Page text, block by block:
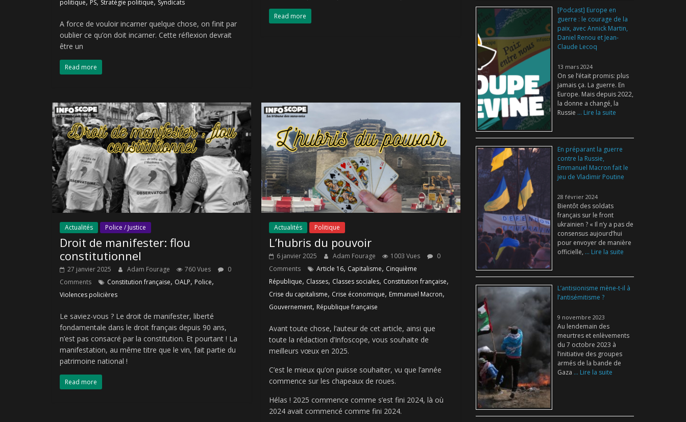
politique PS Stratégie politique Syndicats
A force de vouloir incarner quelque chose, on finit par
oublier ce qu’on doit incarner. Cette réflexion devrait
être un
Read more
Read more
Actualités Police / Justice
Droit de manifester: flou
constitutionnel
27 janvier 2025 Adam Fourage 760 Vues
0
Comments
Constitution française, OALP, Police,
Violences policières
Le saviez-vous ? Le droit de manifester, liberté
fondamentale dans le droit français depuis 90 ans,
n’est pas consacré par la constitution. Et pourtant ! La
manifestation, au même titre que le vin, fait partie du
patrimoine national !
Read more
Actualités Politique
L’hubris du pouvoir
6 janvier 2025 Adam Fourage 1003 Vues
0
Comments
Article 16, Capitalisme, Cinquième
République, Classes, Classes sociales, Constitution française,
Crise du capitalisme, Crise économique, Emmanuel Macron,
Gouvernement, République française
Avant toute chose, l’auteur de cet article, ainsi que
toute la rédaction d’Infoscope, vous souhaite de
meilleurs vœux en 2025.
C’est le mieux qu’on puisse souhaiter, vu que l’année
commence sur les chapeaux de roues.
Hélas ! 2025 commence comme s’est fini 2024, là où
2024 avait commencé comme fini 2024.
[Podcast] Europe en
guerre : le courage de la
paix, avec Annick Martin,
Daniel Renou et Jean-
Claude Lecoq
13 mars 2024
On se l’était promis: plus
jamais ça. La guerre. En
Europe. Mais depuis 2022,
la donne a changé, la
Russie ... Lire la suite
En préparant la guerre
contre la Russie,
Emmanuel Macron fait le
jeu de Vladimir Poutine
28 février 2024
Bientôt des soldats
français sur le front
ukrainien ? « Il n’y a pas de
consensus aujourd’hui
pour envoyer de manière
officielle, ... Lire la suite
L’antisionisme mène-t-il à
l’antisémitisme ?
9 novembre 2023
Au lendemain des
meurtres et enlèvements
du 7 octobre 2023 à
l’initiative des groupes
armés de la bande de
Gaza ... Lire la suite